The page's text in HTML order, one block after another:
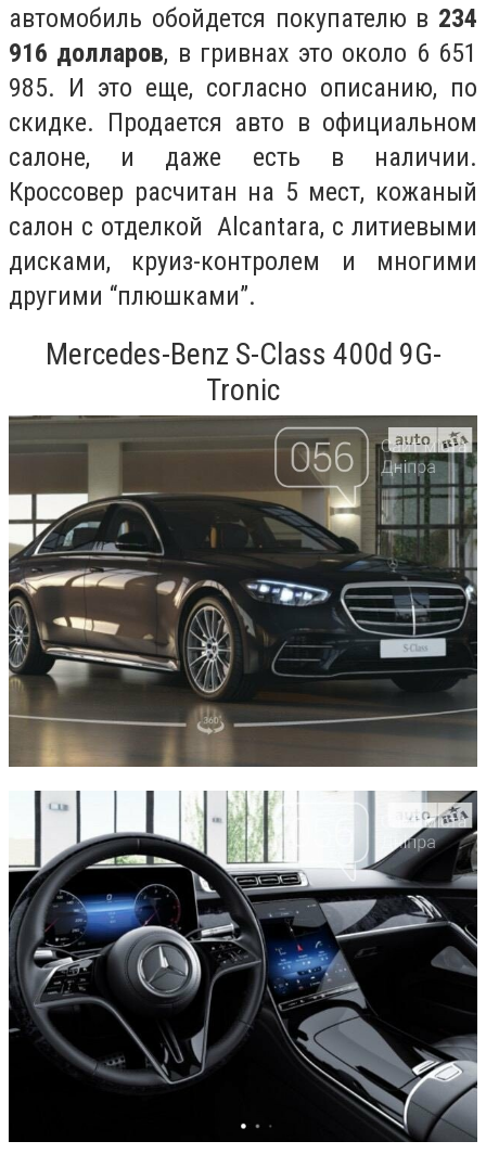
автомобиль обойдется покупателю в 234
916 долларов, в гривнах это около 6 651
985. И это еще, согласно описанию, по
скидке. Продается авто в официальном
салоне, и даже есть в наличии.
Кроссовер расчитан на 5 мест, кожаный
салон с отделкой Alcantara, с литиевыми
дисками, круиз-контролем и многими
другими “плюшками”.
Mercedes-Benz S-Class 400d 9G-
Tronic